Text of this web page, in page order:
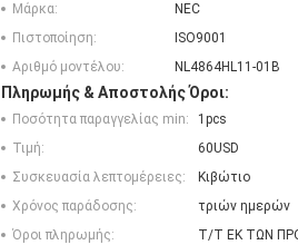
Μάρκα:
NEC
Πιστοποίηση:
ISO9001
Αριθμό μοντέλου:
NL4864HL11-01B
Πληρωμής & Αποστολής Όροι:
Ποσότητα παραγγελίας min:
1pcs
Τιμή:
60USD
Συσκευασία λεπτομέρειες:
Κιβώτιο
Χρόνος παράδοσης:
τριών ημερών
Όροι πληρωμής:
T/T ΕΚ ΤΩΝ